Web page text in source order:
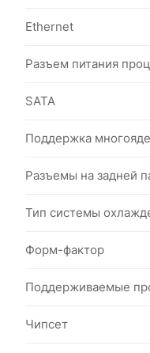
Ethernet
Разъем питания
SATA
Поддержка
Разъемы на задней
Тип системы
Форм-фактор
Поддерживаемые
Чипсет